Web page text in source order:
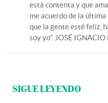
está contenta y que
me acuerdo de la
que la gente esté feliz,
soy yo". JOSÉ
SIGUE LEYENDO